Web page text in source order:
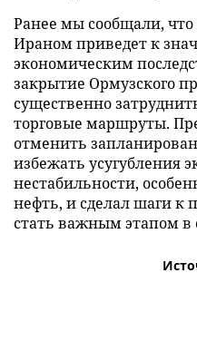
Ранее мы сообщали,
Ираном приведет к
экономическим
закрытие Ормузского
существенно
торговые маршруты.
отменить
избежать усугубления
нестабильности,
нефть, и сделал шаги к
стать важным этапом в